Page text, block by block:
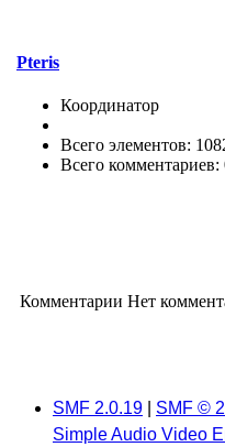
Pteris
Координатор
Всего элементов:
Всего комментариев:
Комментарии Нет
SMF 2.0.19 SMF ©
Simple Audio Video